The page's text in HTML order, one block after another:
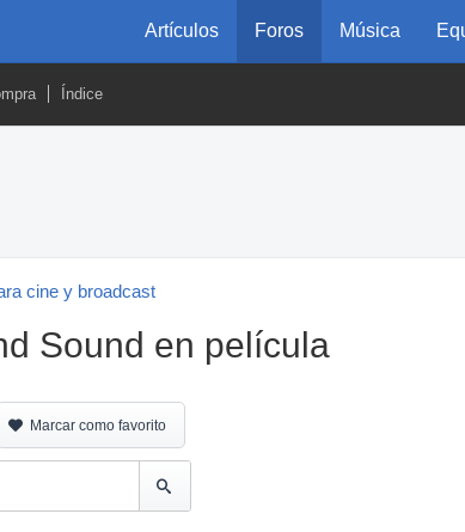
Artículos Foros Música
Índice
cine y broadcast
Sound en película
Marcar como favorito